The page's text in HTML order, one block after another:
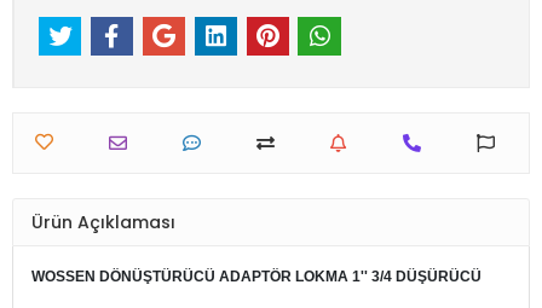
Ürün Açıklaması
WOSSEN DÖNÜŞTÜRÜCÜ ADAPTÖR LOKMA 1'' 3/4 DÜŞÜRÜCÜ